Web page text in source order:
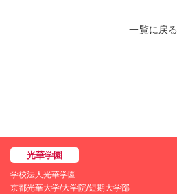
一覧に戻る
学校法人光華学園
京都光華大学/大学院/短期大学部